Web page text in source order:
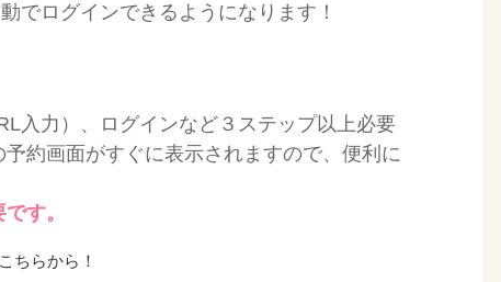
でログインできるようになります！
入力）、ログインなど３ステップ以上必要
約画面がすぐに表示されますので、便利に
す。
ちらから！